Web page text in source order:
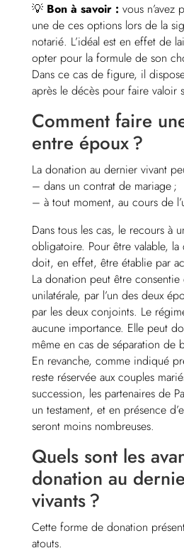
💡 Bon à savoir : vous n’avez
une de ces options lors de la
notarié. L’idéal est en effet de
opter pour la formule de son
Dans ce cas de figure, il
après le décès pour faire valoir
Comment faire
entre époux ?
La donation au dernier vivant
– dans un contrat de mariage ;
– à tout moment, au cours de
Dans tous les cas, le recours à
obligatoire. Pour être valable,
doit, en effet, être établie par
La donation peut être consentie
unilatérale, par l’un des deux
par les deux conjoints. Le
aucune importance. Elle peut
même en cas de séparation de
En revanche, comme indiqué
reste réservée aux couples
succession, les partenaires de
un testament, et en présence
seront moins nombreuses.
Quels sont les
donation au
vivants ?
Cette forme de donation
atouts.